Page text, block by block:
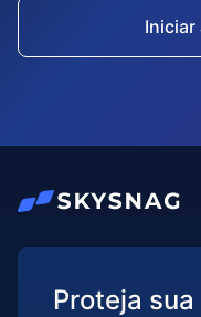
Iniciar
Proteja